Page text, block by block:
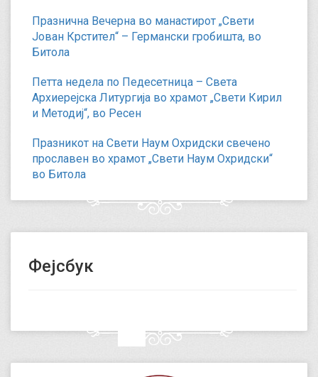
Празнична Вечерна во манастирот „Свети
Јован Крстител“ – Германски гробишта, во
Битола
Петта недела по Педесетница – Света
Архиерејска Литургија во храмот „Свети Кирил
и Методиј“, во Ресен
Празникот на Свети Наум Охридски свечено
прославен во храмот „Свети Наум Охридски“
во Битола
Фејсбук